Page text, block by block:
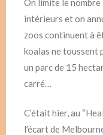
intérieurs et on
zoos continuent à
koalas ne toussent
un parc de 15
carré…
C’était hier, au
l’écart de